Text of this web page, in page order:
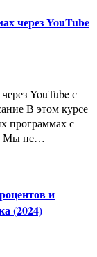
через YouTube
В этом курсе
программах с
Мы не…
и
(2024)